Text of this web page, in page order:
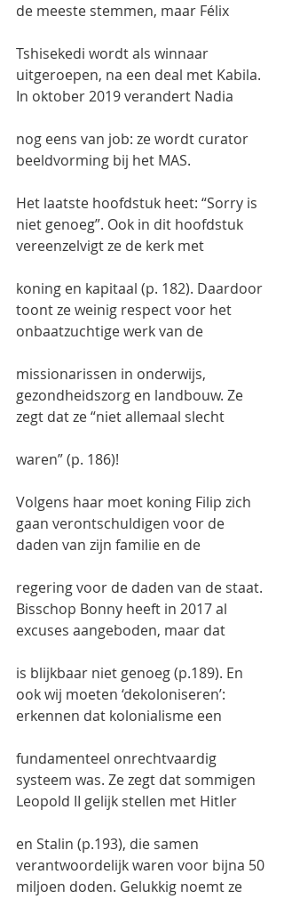
de meeste stemmen, maar Félix
Tshisekedi wordt als winnaar
uitgeroepen, na een deal met Kabila.
In oktober 2019 verandert Nadia
nog eens van job: ze wordt curator
beeldvorming bij het MAS.
Het laatste hoofdstuk heet: “Sorry is
niet genoeg”. Ook in dit hoofdstuk
vereenzelvigt ze de kerk met
koning en kapitaal (p. 182). Daardoor
toont ze weinig respect voor het
onbaatzuchtige werk van de
missionarissen in onderwijs,
gezondheidszorg en landbouw. Ze
zegt dat ze “niet allemaal slecht
waren” (p. 186)!
Volgens haar moet koning Filip zich
gaan verontschuldigen voor de
daden van zijn familie en de
regering voor de daden van de staat.
Bisschop Bonny heeft in 2017 al
excuses aangeboden, maar dat
is blijkbaar niet genoeg (p.189). En
ook wij moeten ‘dekoloniseren’:
erkennen dat kolonialisme een
fundamenteel onrechtvaardig
systeem was. Ze zegt dat sommigen
Leopold II gelijk stellen met Hitler
en Stalin (p.193), die samen
verantwoordelijk waren voor bijna 50
miljoen doden. Gelukkig noemt ze